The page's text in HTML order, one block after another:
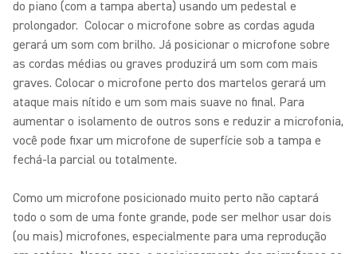
do piano (com a tampa aberta) usando um pedestal e
prolongador. Colocar o microfone sobre as cordas aguda
gerará um som com brilho. Já posicionar o microfone sobre
as cordas médias ou graves produzirá um som com mais
graves. Colocar o microfone perto dos martelos gerará um
ataque mais nítido e um som mais suave no final. Para
aumentar o isolamento de outros sons e reduzir a microfonia,
você pode fixar um microfone de superfície sob a tampa e
fechá-la parcial ou totalmente.
Como um microfone posicionado muito perto não captará
todo o som de uma fonte grande, pode ser melhor usar dois
(ou mais) microfones, especialmente para uma reprodução